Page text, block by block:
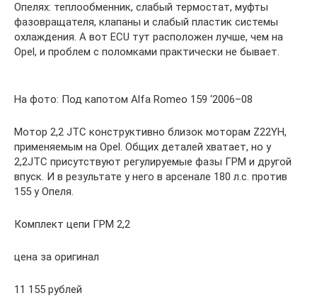
Опелях: теплообменник, слабый термостат, муфты
фазовращателя, клапаны и слабый пластик системы
охлаждения. А вот ECU тут расположен лучше, чем на
Opel, и проблем с поломками практически не бывает.
На фото: Под капотом Alfa Romeo 159 ‘2006–08
Мотор 2,2 JTC конструктивно близок моторам Z22YH,
применяемым на Opel. Общих деталей хватает, но у
2,2JTC присутствуют регулируемые фазы ГРМ и другой
впуск. И в результате у него в арсенале 180 л.с. против
155 у Опеля.
Комплект цепи ГРМ 2,2
цена за оригинал
11 155 рублей